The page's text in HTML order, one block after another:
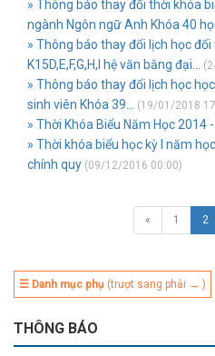
» Thông báo thay đổi thời khóa
ngành Ngôn ngữ Anh Khóa 40
» Thông báo thay đổi lịch học
K15D,E,F,G,H,I hệ văn bằng đại...
» Thông báo thay đổi lịch học
sinh viên Khóa 39...
(19/01/2018
» Thời Khóa Biểu Năm Học 2014
» Thời khóa biểu học kỳ I năm
chính quy (09/12/2016 00:00)
« 1 2
☰ Danh mục phụ (trượt sang phải → )
THÔNG BÁO